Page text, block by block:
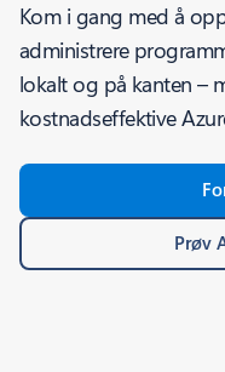
Kom i gang med å
administrere
lokalt og på kanten –
kostnadseffektive
Prøv